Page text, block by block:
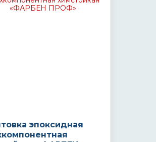
эпоксидная